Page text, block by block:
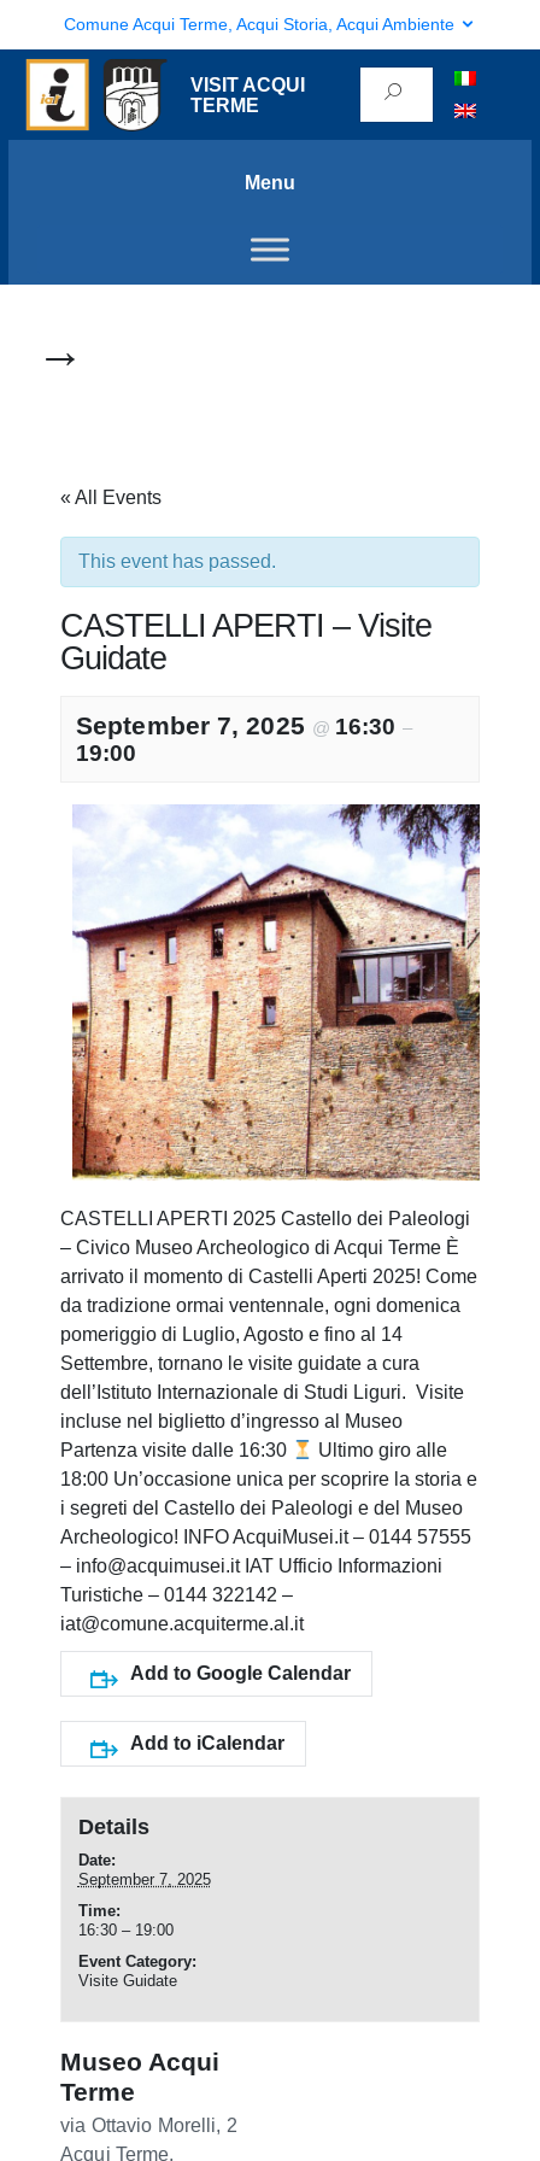
Comune Acqui Terme, Acqui Storia, Acqui Ambiente
VISIT ACQUI
TERME
Menu
→
« All Events
This event has passed.
CASTELLI APERTI – Visite
Guidate
September 7, 2025 @ 16:30 –
19:00
CASTELLI APERTI 2025 Castello dei Paleologi
– Civico Museo Archeologico di Acqui Terme È
arrivato il momento di Castelli Aperti 2025! Come
da tradizione ormai ventennale, ogni domenica
pomeriggio di Luglio, Agosto e fino al 14
Settembre, tornano le visite guidate a cura
dell’Istituto Internazionale di Studi Liguri. Visite
incluse nel biglietto d’ingresso al Museo
Partenza visite dalle 16:30
Ultimo giro alle
18:00 Un’occasione unica per scoprire la storia e
i segreti del Castello dei Paleologi e del Museo
Archeologico! INFOAcquiMusei.it– 0144 57555
– info@acquimusei.it IAT Ufficio Informazioni
Turistiche – 0144 322142 –
iat@comune.acquiterme.al.it
Add to Google Calendar
Add to iCalendar
Details
Date:
September 7, 2025
Time:
16:30 – 19:00
Event Category:
Visite Guidate
Museo Acqui
Terme
via Ottavio Morelli, 2
Acqui Terme,